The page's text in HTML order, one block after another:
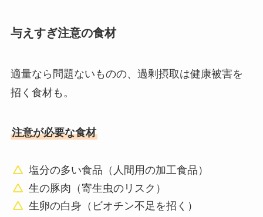
与えすぎ注意の食材
適量なら問題ないものの、過剰摂取は健康被害を
招く食材も。
注意が必要な食材
塩分の多い食品（人間用の加工食品）
生の豚肉（寄生虫のリスク）
生卵の白身（ビオチン不足を招く）